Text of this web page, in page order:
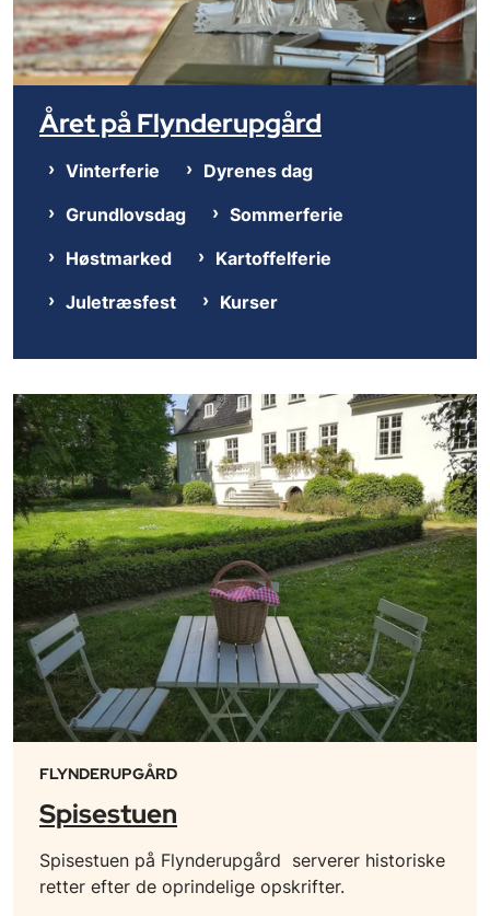
Året på Flynderupgård
Vinterferie
Dyrenes dag
Grundlovsdag
Sommerferie
Høstmarked
Kartoffelferie
Juletræsfest
Kurser
FLYNDERUPGÅRD
Spisestuen
Spisestuen på Flynderupgård serverer historiske
retter efter de oprindelige opskrifter.